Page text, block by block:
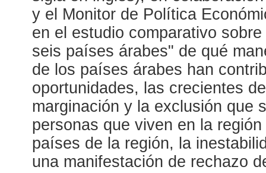
y el Monitor de Política
en el estudio comparativo
seis países árabes" de qué
de los países árabes han
oportunidades, las crecientes
marginación y la exclusión que
personas que viven en la
países de la región, la
una manifestación de rechazo